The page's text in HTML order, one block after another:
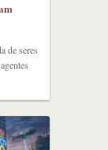
de seres